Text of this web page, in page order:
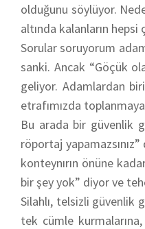
olduğunu söylüyor.
altında kalanların hepsi
Sorular soruyorum
sanki. Ancak “Göçük
geliyor. Adamlardan
etrafımızda
Bu arada bir güvenlik
röportaj
konteynırın önüne
bir şey yok” diyor ve
Silahlı, telsizli güvenlik
tek cümle